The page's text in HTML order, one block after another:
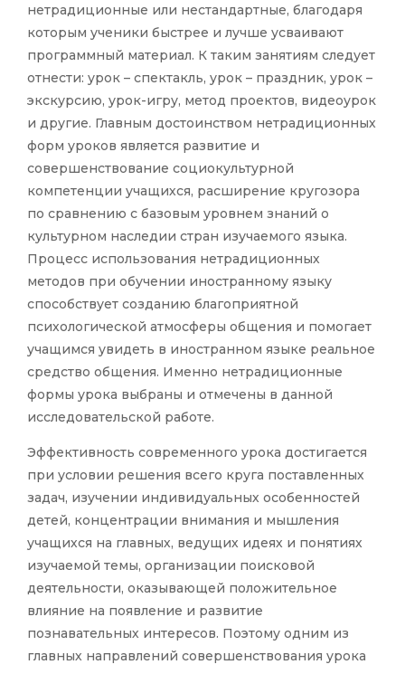
нетрадиционные или нестандартные, благодаря
которым ученики быстрее и лучше усваивают
программный материал. К таким занятиям следует
отнести: урок – спектакль, урок – праздник, урок –
экскурсию, урок-игру, метод проектов, видеоурок
и другие. Главным достоинством нетрадиционных
форм уроков является развитие и
совершенствование социокультурной
компетенции учащихся, расширение кругозора
по сравнению с базовым уровнем знаний о
культурном наследии стран изучаемого языка.
Процесс использования нетрадиционных
методов при обучении иностранному языку
способствует созданию благоприятной
психологической атмосферы общения и помогает
учащимся увидеть в иностранном языке реальное
средство общения. Именно нетрадиционные
формы урока выбраны и отмечены в данной
исследовательской работе.
Эффективность современного урока достигается
при условии решения всего круга поставленных
задач, изучении индивидуальных особенностей
детей, концентрации внимания и мышления
учащихся на главных, ведущих идеях и понятиях
изучаемой темы, организации поисковой
деятельности, оказывающей положительное
влияние на появление и развитие
познавательных интересов. Поэтому одним из
главных направлений совершенствования урока